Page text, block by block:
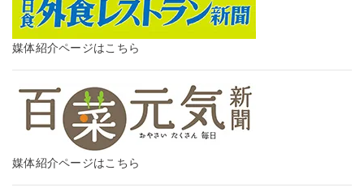
媒体紹介ページはこちら
媒体紹介ページはこちら